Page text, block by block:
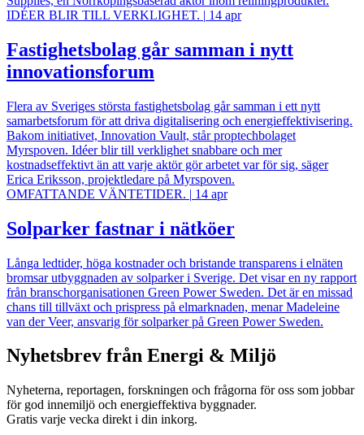
IDÉER BLIR TILL VERKLIGHET. | 14 apr
Fastighetsbolag går samman i nytt
innovationsforum
Flera av Sveriges största fastighetsbolag går samman i ett nytt
samarbetsforum för att driva digitalisering och energieffektivisering.
Bakom initiativet, Innovation Vault, står proptechbolaget
Myrspoven. Idéer blir till verklighet snabbare och mer
kostnadseffektivt än att varje aktör gör arbetet var för sig, säger
Erica Eriksson, projektledare på Myrspoven.
OMFATTANDE VÄNTETIDER. | 14 apr
Solparker fastnar i nätköer
Långa ledtider, höga kostnader och bristande transparens i elnäten
bromsar utbyggnaden av solparker i Sverige. Det visar en ny rapport
från branschorganisationen Green Power Sweden. Det är en missad
chans till tillväxt och prispress på elmarknaden, menar Madeleine
van der Veer, ansvarig för solparker på Green Power Sweden.
Nyhetsbrev från Energi & Miljö
Nyheterna, reportagen, forskningen och frågorna för oss som jobbar
för god innemiljö och energieffektiva byggnader.
Gratis varje vecka direkt i din inkorg.